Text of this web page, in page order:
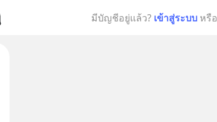
มีบัญชีอยู่แล้ว? เข้าสู่ระบบ หรือ